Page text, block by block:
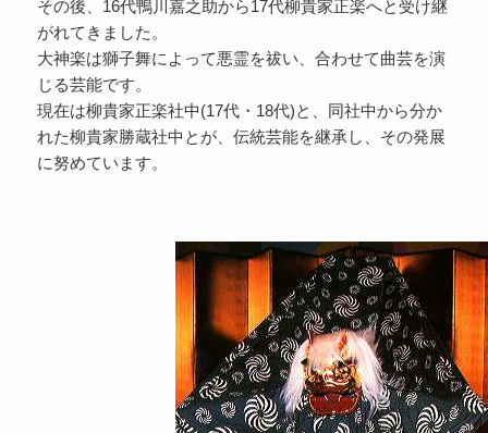
その後、16代鴨川嘉之助から17代柳貴家正楽へと受け継
がれてきました。
大神楽は獅子舞によって悪霊を祓い、合わせて曲芸を演
じる芸能です。
現在は柳貴家正楽社中(17代・18代)と、同社中から分か
れた柳貴家勝蔵社中とが、伝統芸能を継承し、その発展
に努めています。